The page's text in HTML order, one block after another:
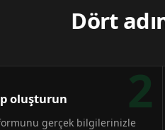
Dört
2
oluşturun
gerçek bilgilerinizle